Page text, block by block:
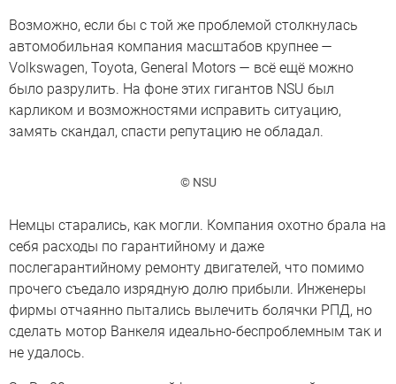
Возможно, если бы с той же проблемой столкнулась
автомобильная компания масштабов крупнее —
Volkswagen, Toyota, General Motors — всё ещё можно
было разрулить. На фоне этих гигантов NSU был
карликом и возможностями исправить ситуацию,
замять скандал, спасти репутацию не обладал.
© NSU
Немцы старались, как могли. Компания охотно брала на
себя расходы по гарантийному и даже
послегарантийному ремонту двигателей, что помимо
прочего съедало изрядную долю прибыли. Инженеры
фирмы отчаянно пытались вылечить болячки РПД, но
сделать мотор Ванкеля идеально-беспроблемным так и
не удалось.